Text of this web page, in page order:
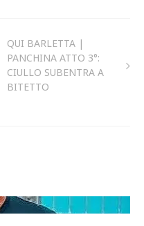
QUI BARLETTA |
PANCHINA ATTO 3°:
CIULLO SUBENTRA A
BITETTO